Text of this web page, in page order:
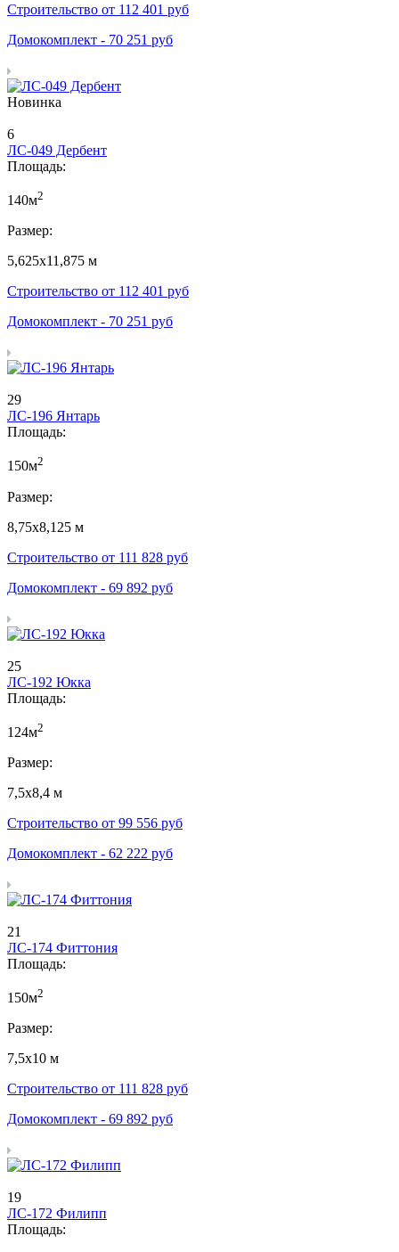
Строительство от 112 401 руб
Домокомплект - 70 251 руб
Новинка
6
ЛС-049 Дербент
Площадь:
140м2
Размер:
5,625х11,875 м
Строительство от 112 401 руб
Домокомплект - 70 251 руб
29
ЛС-196 Янтарь
Площадь:
150м2
Размер:
8,75х8,125 м
Строительство от 111 828 руб
Домокомплект - 69 892 руб
25
ЛС-192 Юкка
Площадь:
124м2
Размер:
7,5х8,4 м
Строительство от 99 556 руб
Домокомплект - 62 222 руб
21
ЛС-174 Фиттония
Площадь:
150м2
Размер:
7,5х10 м
Строительство от 111 828 руб
Домокомплект - 69 892 руб
19
ЛС-172 Филипп
Площадь: